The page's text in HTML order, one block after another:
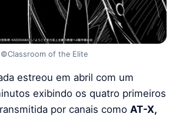
©Classroom of the Elite
estreou em abril com um
exibindo os quatro primeiros
por canais como AT-X,